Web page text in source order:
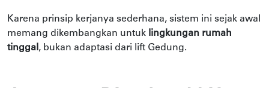
Karena prinsip kerjanya sederhana, sistem ini sejak awal
memang dikembangkan untuk lingkungan rumah
tinggal , bukan adaptasi dari lift Gedung.